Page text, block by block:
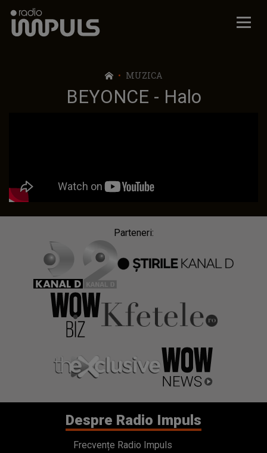
Radio Impuls
MUZICA
BEYONCE - Halo
Parteneri:
Despre Radio Impuls
Frecvențe Radio Impuls